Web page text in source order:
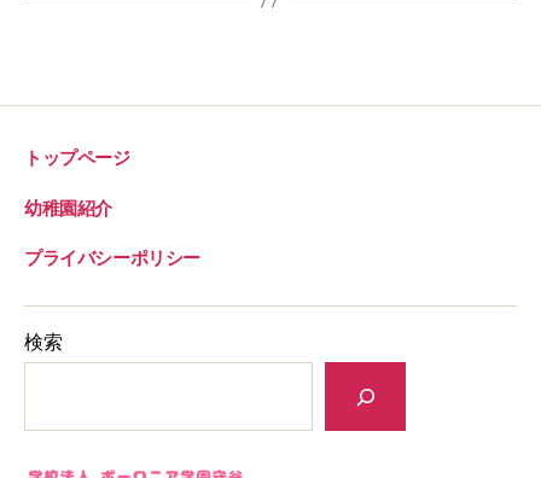
トップページ
幼稚園紹介
プライバシーポリシー
検索